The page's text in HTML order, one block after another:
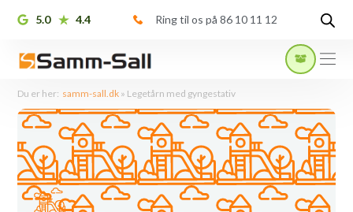
5.0 4.4 Ring til os på 86 10 11 12
Du er her: samm-sall.dk » Legetårn med gyngestativ